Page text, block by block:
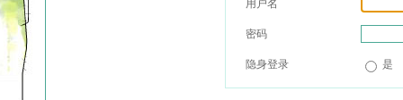
用户名
密码
隐身登录 是